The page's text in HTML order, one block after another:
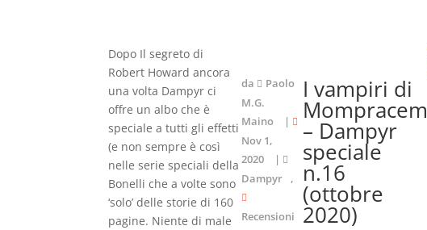
I vampiri di
Mompracem
– Dampyr
speciale
n.16
(ottobre
2020)
da
Paolo
M.G.
Maino
|
Nov 1,
2020
|
Dampyr
,
Recensioni
Dopo Il segreto di
Robert Howard ancora
una volta Dampyr ci
offre un albo che è
speciale a tutti gli effetti
(e non sempre è così
nelle serie speciali della
Bonelli che a volte sono
‘solo’ delle storie di 160
pagine. Niente di male